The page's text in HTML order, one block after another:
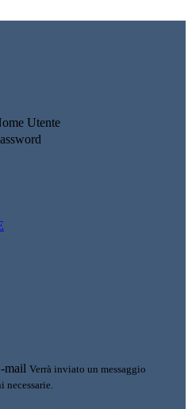
Utente
mail Verrà inviato un messaggio